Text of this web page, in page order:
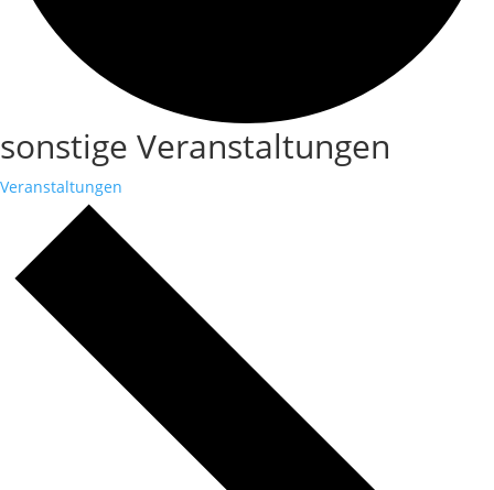
sonstige Veranstaltungen
Veranstaltungen